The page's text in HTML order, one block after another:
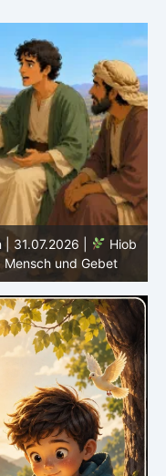
| 30.07.2026 |
Gerechtigkeit